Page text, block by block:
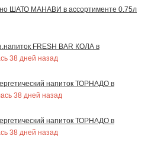
ШАТО МАНАВИ в ассортименте 0.75л
FRESH BAR КОЛА в
38 дней назад
напиток ТОРНАДО в
38 дней назад
напиток ТОРНАДО в
38 дней назад